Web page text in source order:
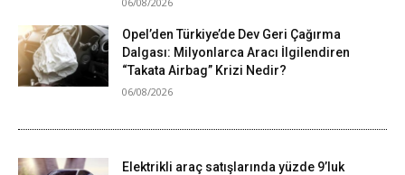
Opel’den Türkiye’de Dev Geri Çağırma
Dalgası: Milyonlarca Aracı İlgilendiren
“Takata Airbag” Krizi Nedir?
06/08/2026
Elektrikli araç satışlarında yüzde 9’luk